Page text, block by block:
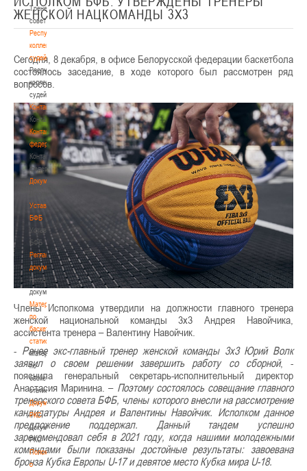
Тренерский
совет
Республиканская
коллегия
судей
Республиканская
коллегия
судей
Контакты
Контакты
Контакты
федерации
Контакты
федерации
Документы
Устав
БФБ
Устав
БФБ
Регламентирующие
документы
Регламентирующие
документы
Материалы
по
баскетбольной
статистике
Материалы
по
баскетбольной
статистике
Документы
РКС
Документы
РКС
Положение
о
ЖЕНСКОЙ НАЦКОМАНДЫ 3Х3
Сегодня, 8 декабря, в офисе Белорусской федерации баскетбола
состоялось заседание, в ходе которого был рассмотрен ряд
вопросов.
Члены Исполкома утвердили на должности главного тренера
женской национальной команды 3х3 Андрея Навойчика,
ассистента тренера – Валентину Навойчик.
- Ранее экс-главный тренер женской команды 3х3 Юрий Волк
заявил о своем решении завершить работу со сборной, -
пояснила генеральный секретарь-исполнительный директор
Анастасия Маринина. – Поэтому состоялось совещание главного
тренерского совета БФБ, члены которого внесли на рассмотрение
кандидатуры Андрея и Валентины Навойчик. Исполком данное
предложение поддержал. Данный тандем успешно
зарекомендовал себя в 2021 году, когда нашими молодежными
командами были показаны достойные результаты: завоевана
бронза Кубка Европы U-17 и девятое место Кубка мира U-18.